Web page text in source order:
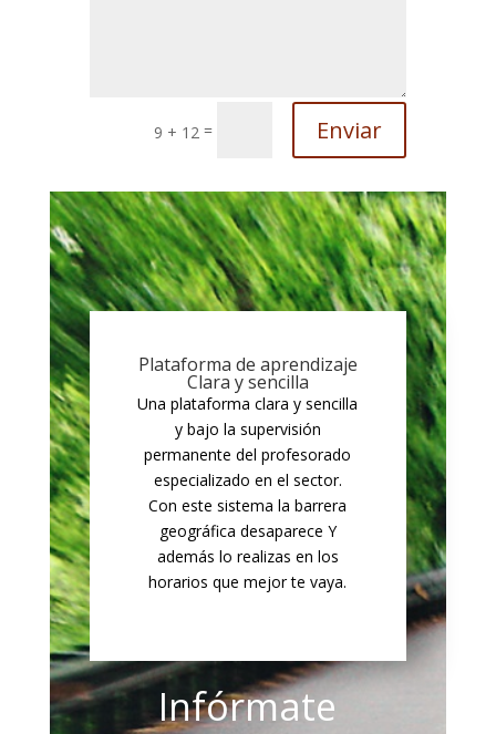
9 + 12 = Enviar
Plataforma de aprendizaje
Clara y sencilla
Una plataforma clara y sencilla
y bajo la supervisión
permanente del profesorado
especializado en el sector.
Con este sistema la barrera
geográfica desaparece Y
además lo realizas en los
horarios que mejor te vaya.
Infórmate